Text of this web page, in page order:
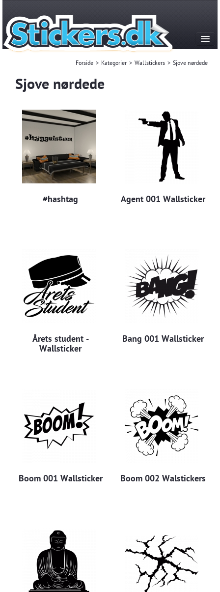
Produktion & historie
FAQ
Kontakt
Forside > Kategorier > Wallstickers > Sjove nørdede
Sjove nørdede
#hashtag Agent 001 Wallsticker
Årets student -
Wallsticker
Bang 001 Wallsticker
Boom 001 Wallsticker Boom 002 Walstickers